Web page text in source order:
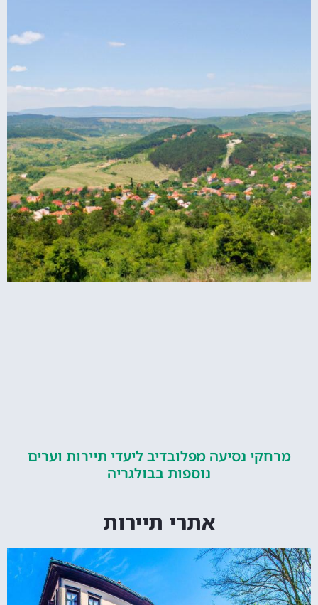
נסיעה מפלובדיב ליעדי תיירות וערים
נוספות בבולגריה
אתרי תיירות